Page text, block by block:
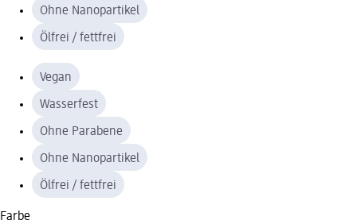
Ohne Nanopartikel
Ölfrei / fettfrei
Vegan
Wasserfest
Ohne Parabene
Ohne Nanopartikel
Ölfrei / fettfrei
Farbe